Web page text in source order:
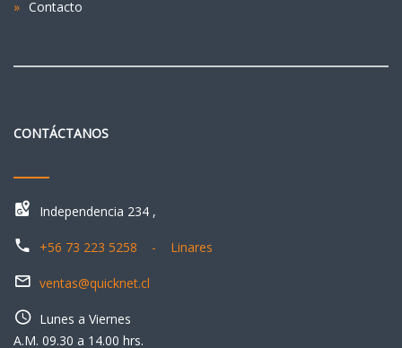
Contacto
CONTÁCTANOS
Independencia 234 ,
+56 73 223 5258 - Linares
ventas@quicknet.cl
Lunes a Viernes
A.M. 09.30 a 14.00 hrs.